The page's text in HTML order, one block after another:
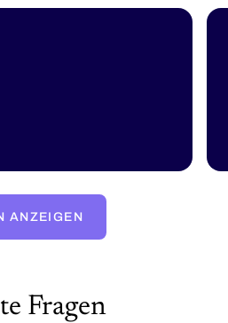
ANZEIGEN
Fragen